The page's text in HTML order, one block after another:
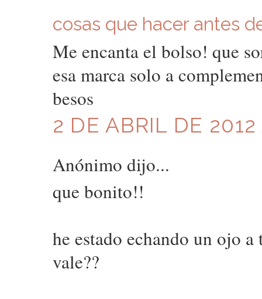
cosas que hacer antes
Me encanta el bolso! que
esa marca solo a
besos
2 DE ABRIL DE
Anónimo dijo...
que bonito!!
he estado echando un ojo
vale??